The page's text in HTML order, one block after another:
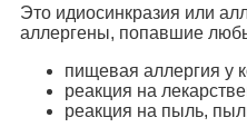
Это идиосинкразия или
аллергены, попавшие
пищевая аллергия у
реакция на
реакция на пыль,